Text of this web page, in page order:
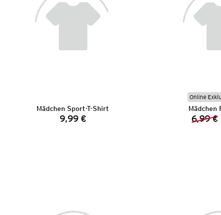
Mädchen Sport-T-Shirt
Preis:
9,99 €
Online
Mädchen
6,99 €